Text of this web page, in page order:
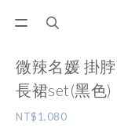
微辣名媛 掛
長裙set(黑色)
NT$1,080